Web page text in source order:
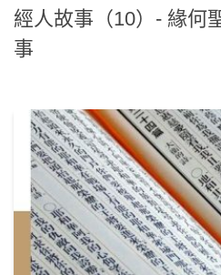
經人故事（10）- 緣何
事